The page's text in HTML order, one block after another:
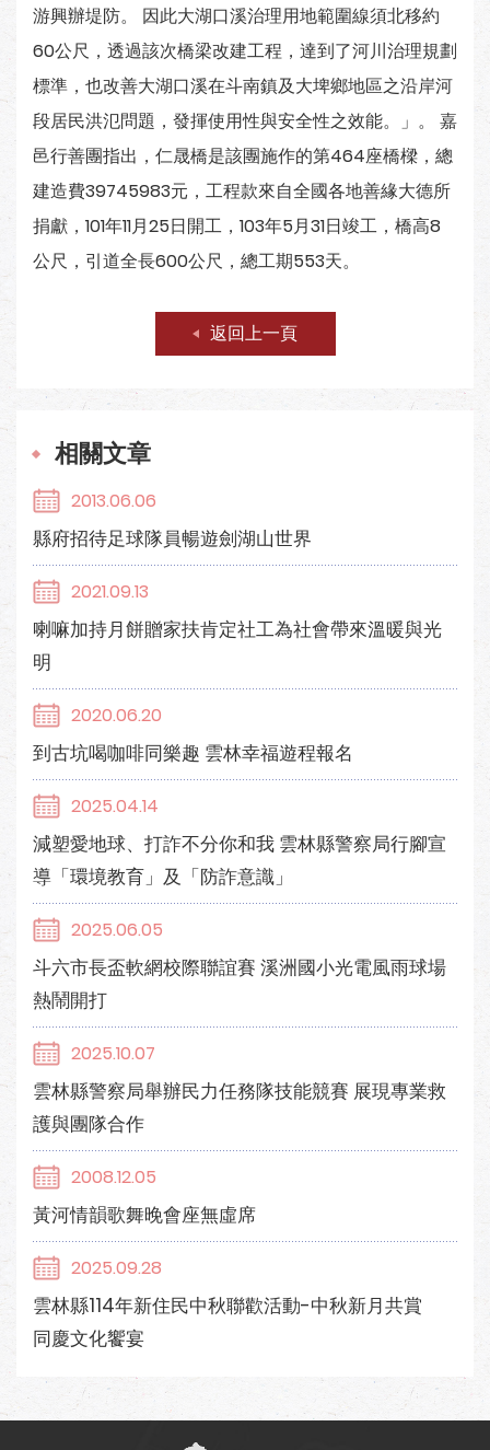
游興辦堤防。 因此大湖口溪治理用地範圍線須北移約
60公尺，透過該次橋梁改建工程，達到了河川治理規劃
標準，也改善大湖口溪在斗南鎮及大埤鄉地區之沿岸河
段居民洪氾問題，發揮使用性與安全性之效能。」。 嘉
邑行善團指出，仁晟橋是該團施作的第464座橋樑，總
建造費39745983元，工程款來自全國各地善緣大德所
捐獻，101年11月25日開工，103年5月31日竣工，橋高8
公尺，引道全長600公尺，總工期553天。
返回上一頁
相關文章
2013.06.06
縣府招待足球隊員暢遊劍湖山世界
2021.09.13
喇嘛加持月餅贈家扶肯定社工為社會帶來溫暖與光
明
2020.06.20
到古坑喝咖啡同樂趣 雲林幸福遊程報名
2025.04.14
減塑愛地球、打詐不分你和我 雲林縣警察局行腳宣
導「環境教育」及「防詐意識」
2025.06.05
斗六市長盃軟網校際聯誼賽 溪洲國小光電風雨球場
熱鬧開打
2025.10.07
雲林縣警察局舉辦民力任務隊技能競賽 展現專業救
護與團隊合作
2008.12.05
黃河情韻歌舞晚會座無虛席
2025.09.28
雲林縣114年新住民中秋聯歡活動-中秋新月共賞
同慶文化饗宴